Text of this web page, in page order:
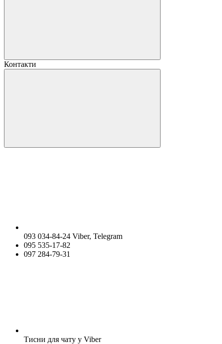
Контакти
093 034-84-24 Viber, Telegram
095 535-17-82
097 284-79-31
Тисни для чату у Viber